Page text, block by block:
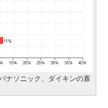
ナソニック、ダイキンの寡